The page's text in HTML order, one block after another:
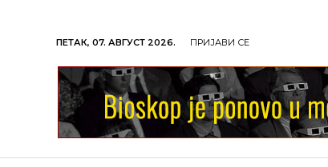
ПЕТАК, 07. АВГУСТ 2026. ПРИЈАВИ СЕ